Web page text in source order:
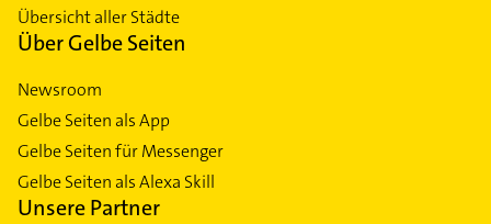
Übersicht aller Städte
Über Gelbe Seiten
Newsroom
Gelbe Seiten als App
Gelbe Seiten für Messenger
Gelbe Seiten als Alexa Skill
Unsere Partner